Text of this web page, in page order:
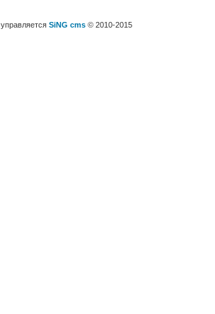
SiNG cms © 2010-2015